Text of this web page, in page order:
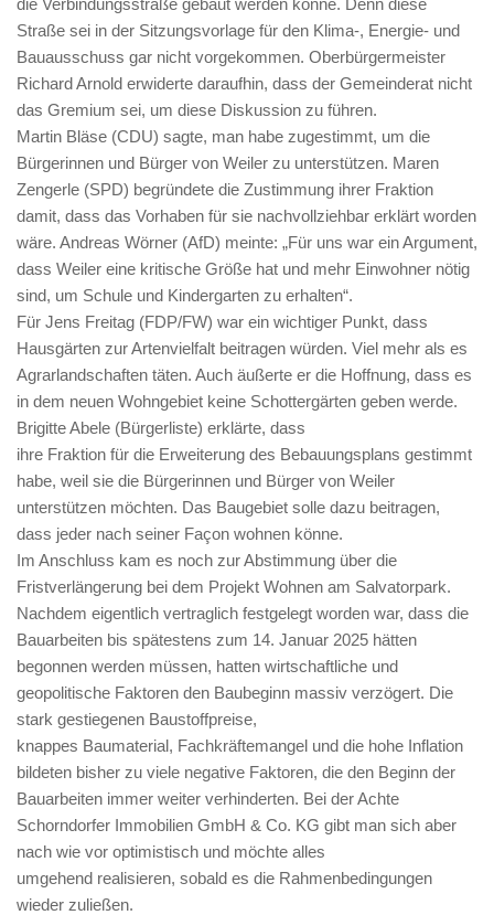
Straße sei in der Sitzungsvorlage für den Klima-, Energie- und
Bauausschuss gar nicht vorgekommen. Oberbürgermeister
Richard Arnold erwiderte daraufhin, dass der Gemeinderat nicht
das Gremium sei, um diese Diskussion zu führen.
Martin Bläse (CDU) sagte, man habe zugestimmt, um die
Bürgerinnen und Bürger von Weiler zu unterstützen. Maren
Zengerle (SPD) begründete die Zustimmung ihrer Fraktion
damit, dass das Vorhaben für sie nachvollziehbar erklärt worden
wäre. Andreas Wörner (AfD) meinte: „Für uns war ein Argument,
dass Weiler eine kritische Größe hat und mehr Einwohner nötig
sind, um Schule und Kindergarten zu erhalten“.
Für Jens Freitag (FDP/FW) war ein wichtiger Punkt, dass
Hausgärten zur Artenvielfalt beitragen würden. Viel mehr als es
Agrarlandschaften täten. Auch äußerte er die Hoffnung, dass es
in dem neuen Wohngebiet keine Schottergärten geben werde.
Brigitte Abele (Bürgerliste) erklärte, dass
ihre Fraktion für die Erweiterung des Bebauungsplans gestimmt
habe, weil sie die Bürgerinnen und Bürger von Weiler
unterstützen möchten. Das Baugebiet solle dazu beitragen,
dass jeder nach seiner Façon wohnen könne.
Im Anschluss kam es noch zur Abstimmung über die
Fristverlängerung bei dem Projekt Wohnen am Salvatorpark.
Nachdem eigentlich vertraglich festgelegt worden war, dass die
Bauarbeiten bis spätestens zum 14. Januar 2025 hätten
begonnen werden müssen, hatten wirtschaftliche und
geopolitische Faktoren den Baubeginn massiv verzögert. Die
stark gestiegenen Baustoffpreise,
knappes Baumaterial, Fachkräftemangel und die hohe Inflation
bildeten bisher zu viele negative Faktoren, die den Beginn der
Bauarbeiten immer weiter verhinderten. Bei der Achte
Schorndorfer Immobilien GmbH & Co. KG gibt man sich aber
nach wie vor optimistisch und möchte alles
umgehend realisieren, sobald es die Rahmenbedingungen
wieder zuließen.